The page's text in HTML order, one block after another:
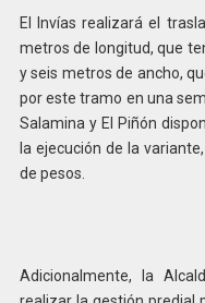
El Invías realizará el
metros de longitud, que
y seis metros de ancho,
por este tramo en una
Salamina y El Piñón
la ejecución de la
de pesos.
Adicionalmente, la